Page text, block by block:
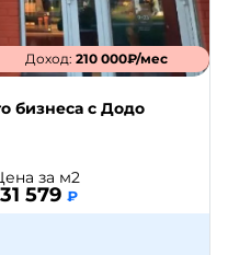
Доход:210 000₽/мес
бизнеса с Додо
за м2
579 ₽